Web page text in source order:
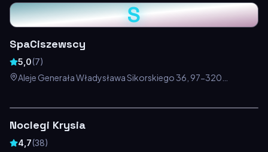
S
SpaCiszewscy
5,0(7)
Aleje Generała Władysława Sikorskiego 36, 97-320
Noclegi Krysia
4,7(38)